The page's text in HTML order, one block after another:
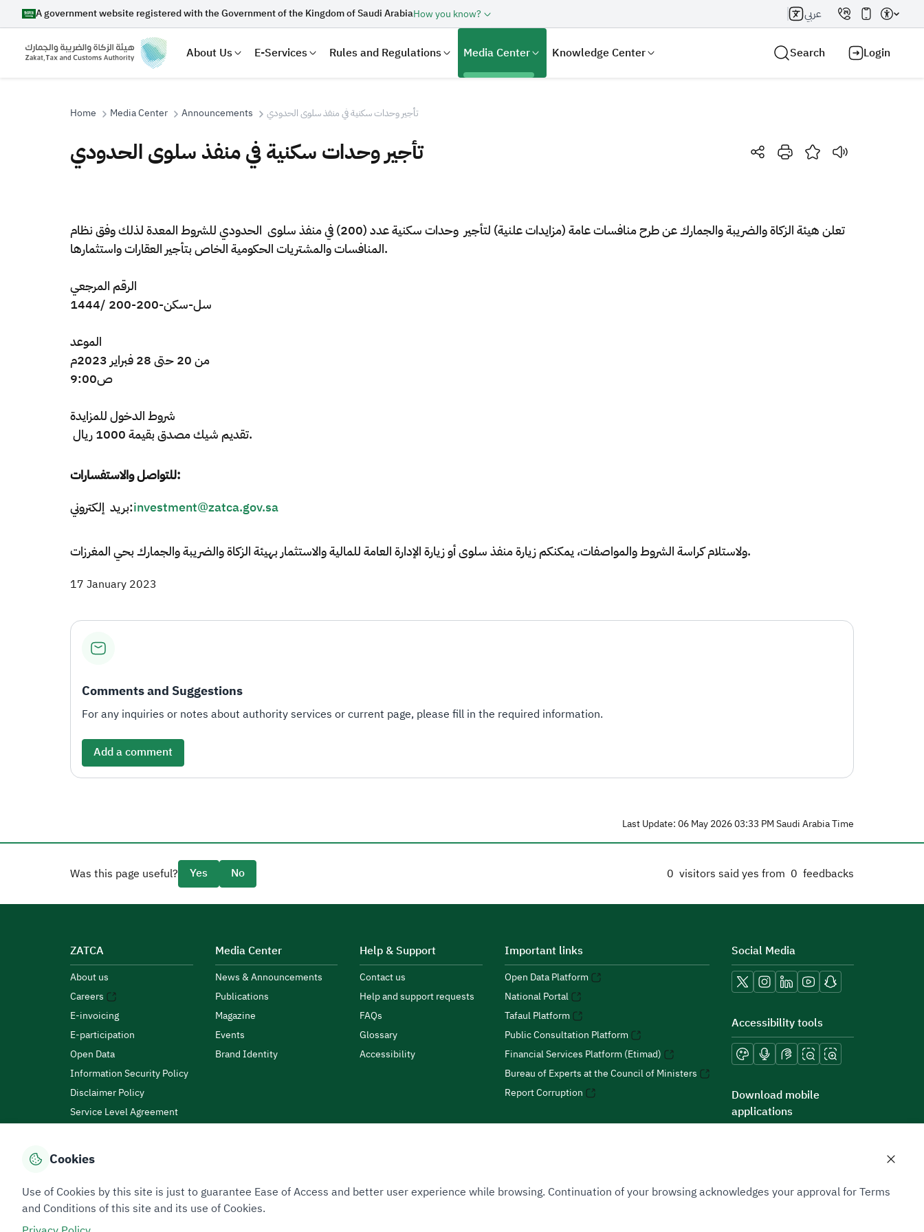
A government website registered with the Government of the Kingdom of Saudi ArabiaHow you know? عربي
About Us E-Services Rules and Regulations Media Center Knowledge Center Search Login
Search
Suggestions
Zakat Customs VAT Tax Declaration
Home Media Center Announcements تأجير وحدات سكنية في منفذ سلوى الحدودي
تأجير وحدات سكنية في منفذ سلوى الحدودي
تعلن هيئة الزكاة والضريبة والجمارك عن طرح منافسات عامة (مزايدات علنية) لتأجير وحدات سكنية عدد (200) في منفذ سلوى الحدودي للشروط المعدة لذلك وفق نظام
المنافسات والمشتريات الحكومية الخاص بتأجير العقارات واستثمارها.
سل-سكن-200-200 /1444
الموعد
شروطالدخولللمزايدة
تقديم شيك مصدق بقي​مة 1000 ريال.
للتواصل والاستفسارات:
بريد إلكتروني:investment@zatca.gov.sa
ولاستلام كراسة الشروط والمواصفات، يمكنكم زيارة منفذ سلوى أو زيارة الإدارة العامة للمالية والاستثمار بهيئة الزكاة والضريبة والجمارك بحي المغرزات.
17 January 2023
Comments and Suggestions
For any inquiries or notes about authority services or current page, please fill in the required information.
Add a comment
Last Update: 06 May 2026 03:33 PM Saudi Arabia Time
0 visitors said yes from 0 feedbacks
Was this page useful? Yes No
ZATCA
About us
Careers
E-invoicing
E-participation
Open Data
Information Security Policy
Disclaimer Policy
Service Level Agreement
Media Center
News & Announcements
Publications
Magazine
Events
Brand Identity
Help & Support
Contact us
Help and support requests
FAQs
Glossary
Accessibility
Important links
Open Data Platform
National Portal
Tafaul Platform
Public Consultation Platform
Financial Services Platform (Etimad)
Bureau of Experts at the Council of Ministers
Report Corruption
Social Media
Accessibility tools
Download mobile
applications
Privacy PolicyTerms of Use Site Map
Cookies
Use of Cookies by this site is just to guarantee Ease of Access and better user experience while browsing. Continuation of your browsing acknowledges your approval for Terms
and Conditions of this site and its use of Cookies.